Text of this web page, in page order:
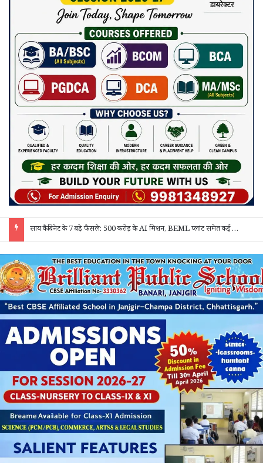
“बेसिक एजुकेशन और सीखने की क्षमता मजबूत होगी तो हर क्षेत्र में सफलता मिलेगी” – कलेक्टर